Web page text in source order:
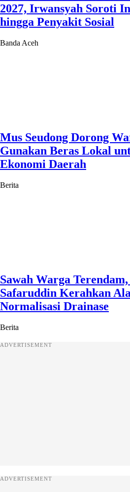
2027, Irwansyah Soroti
hingga Penyakit Sosial
Banda Aceh
Mus Seudong Dorong
Gunakan Beras Lokal
Ekonomi Daerah
Berita
Sawah Warga
Safaruddin Kerahkan
Normalisasi Drainase
Berita
ADVERTISEMENT
ADVERTISEMENT